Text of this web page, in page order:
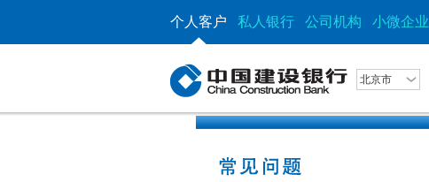
个人客户 私人银行 公司机构 小微企业
北京市